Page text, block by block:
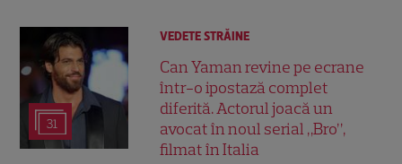
31
VEDETE STRĂINE
Can Yaman revine pe ecrane
într-o ipostază complet
diferită. Actorul joacă un
avocat în noul serial „Bro”,
filmat în Italia